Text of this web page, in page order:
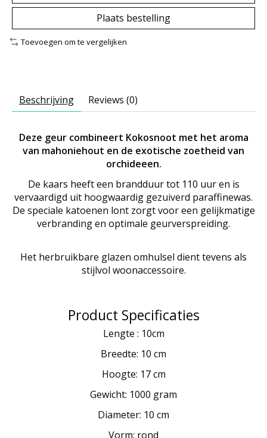
Plaats bestelling
Toevoegen om te vergelijken
Beschrijving Reviews (0)
Deze geur combineert Kokosnoot met het aroma
van mahoniehout en de exotische zoetheid van
orchideeen.
De kaars heeft een brandduur tot 110 uur en is
vervaardigd uit hoogwaardig gezuiverd paraffinewas.
De speciale katoenen lont zorgt voor een gelijkmatige
verbranding en optimale geurverspreiding.
Het herbruikbare glazen omhulsel dient tevens als
stijlvol woonaccessoire.
Product Specificaties
Lengte : 10cm
Breedte: 10 cm
Hoogte: 17 cm
Gewicht: 1000 gram
Diameter: 10 cm
Vorm: rond